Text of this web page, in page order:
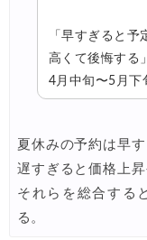
「早すぎると
高くて後悔する
4月中旬〜5月下
夏休みの予約は早
遅すぎると価格上
それらを総合する
る。